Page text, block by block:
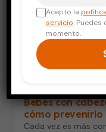
Bebés con
cómo prevenirlo
Cada vez es más
Acepto la
servicio. Puedes
momento.